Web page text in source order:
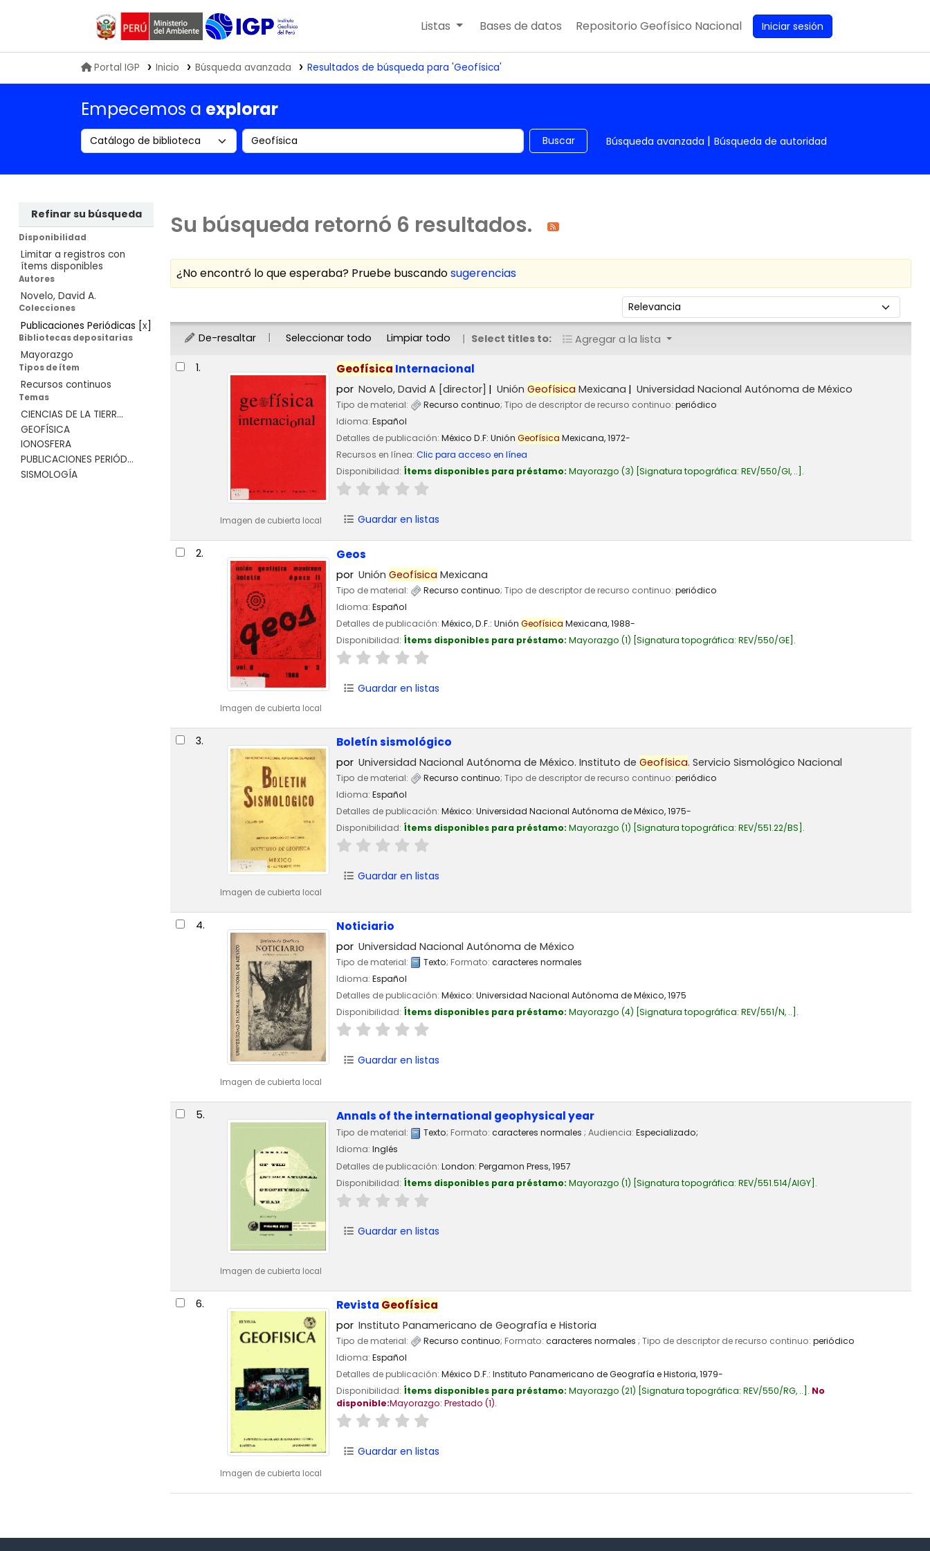
Biblioteca IGP
Listas Bases de datos Repositorio Geofísico Nacional Iniciar sesión
Portal IGP Inicio Búsqueda avanzada Resultados de búsqueda para 'Geofísica'
Empecemos a explorar
Search the catalog by: Buscar en el catálogo por palabra clave Buscar Búsqueda avanzada Búsqueda de autoridad
Refinar su búsqueda
Disponibilidad
Limitar a registros con
ítems disponibles
Autores
Novelo, David A.
Colecciones
Publicaciones Periódicas [x]
Bibliotecas depositarias
Mayorazgo
Tipos de ítem
Recursos continuos
Temas
CIENCIAS DE LA TIERR...
GEOFÍSICA
IONOSFERA
PUBLICACIONES PERIÓD...
SISMOLOGÍA
Su búsqueda retornó 6 resultados.
¿No encontró lo que esperaba? Pruebe buscandosugerencias
Ordenar por:
De-resaltar Seleccionar todo Limpiar todo Select titles to: Agregar a la lista
Resultados
1.
Imagen de cubierta local
Geofísica Internacional
por Novelo, David A [director] Unión Geofísica Mexicana Universidad Nacional Autónoma de México
Tipo de material: Recurso continuo; Tipo de descriptor de recurso continuo: periódico
Idioma: Español
Detalles de publicación: México D.F: Unión Geofísica Mexicana,1972-
Recursos en línea: Clic para acceso en línea
Disponibilidad: Ítems disponibles para préstamo: Mayorazgo (3) Signatura topográfica: REV/550/GI, .. .
Guardar en listas
2.
Imagen de cubierta local
Geos
por UniónGeofísica Mexicana
Tipo de material: Recurso continuo; Tipo de descriptor de recurso continuo: periódico
Idioma: Español
Detalles de publicación: México, D.F.: Unión Geofísica Mexicana,1988-
Disponibilidad: Ítems disponibles para préstamo: Mayorazgo (1) Signatura topográfica: REV/550/GE .
Guardar en listas
3.
Imagen de cubierta local
Boletín sismológico
por Universidad Nacional Autónoma de México. Instituto deGeofísica. Servicio Sismológico Nacional
Tipo de material: Recurso continuo; Tipo de descriptor de recurso continuo: periódico
Idioma: Español
Detalles de publicación: México: Universidad Nacional Autónoma de México,1975-
Disponibilidad: Ítems disponibles para préstamo: Mayorazgo (1) Signatura topográfica: REV/551.22/BS .
Guardar en listas
4.
Imagen de cubierta local
Noticiario
por Universidad Nacional Autónoma de México
Tipo de material: Texto; Formato: caracteres normales
Idioma: Español
Detalles de publicación: México: Universidad Nacional Autónoma de México,1975
Disponibilidad: Ítems disponibles para préstamo: Mayorazgo (4) Signatura topográfica: REV/551/N, .. .
Guardar en listas
5.
Imagen de cubierta local
Annals of the international geophysical year
Tipo de material: Texto; Formato: caracteres normales ; Audiencia: Especializado;
Idioma: Inglés
Detalles de publicación: London: Pergamon Press,1957
Disponibilidad: Ítems disponibles para préstamo: Mayorazgo (1) Signatura topográfica: REV/551.514/AIGY .
Guardar en listas
6.
Imagen de cubierta local
Revista Geofísica
por Instituto Panamericano de Geografía e Historia
Tipo de material: Recurso continuo; Formato: caracteres normales ; Tipo de descriptor de recurso continuo: periódico
Idioma: Español
Detalles de publicación: México D.F.: Instituto Panamericano de Geografía e Historia,1979-
Disponibilidad: Ítems disponibles para préstamo: Mayorazgo (21) Signatura topográfica: REV/550/RG, .. . No
disponible:Mayorazgo: Prestado (1).
Guardar en listas